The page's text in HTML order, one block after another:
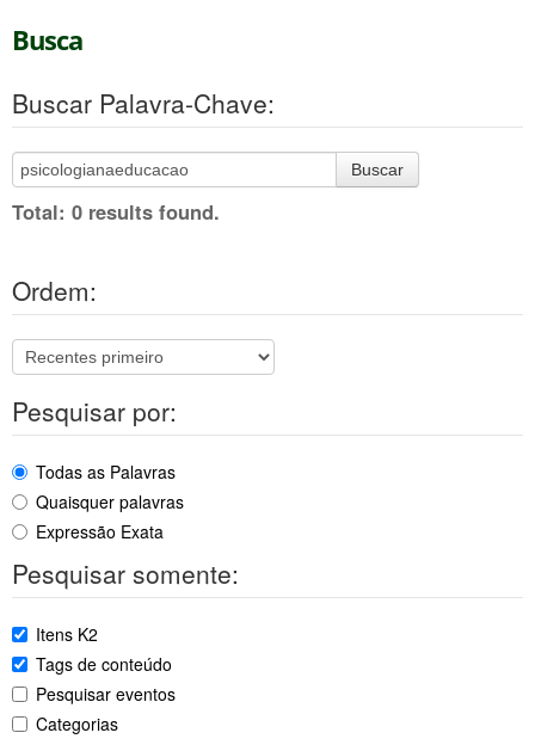
Busca
Buscar Palavra-Chave:
Buscar
Total: 0 results found.
Ordem:
Pesquisar por:
Todas as Palavras
Quaisquer palavras
Expressão Exata
Pesquisar somente:
Itens K2
Tags de conteúdo
Pesquisar eventos
Categorias